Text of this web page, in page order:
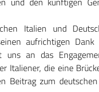
Italien und
aufrichtigen
uns an das
Italiener, die eine
Beitrag zum